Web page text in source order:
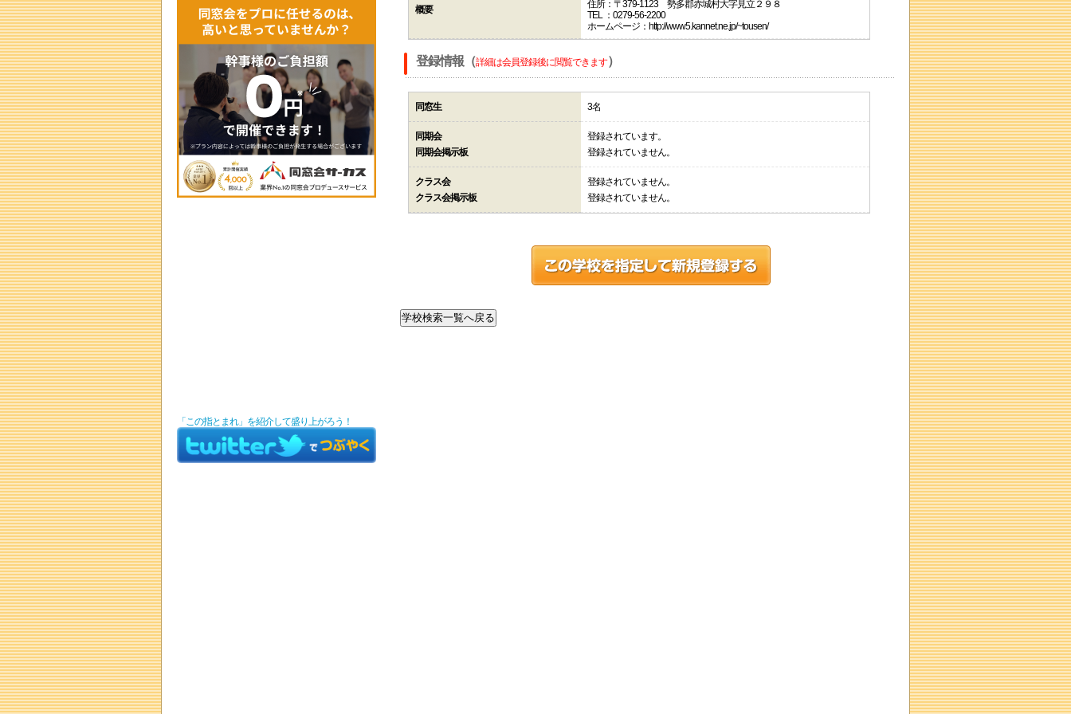
概要
住所：〒379-1123 勢多郡赤城村大字見立２９８
TEL ：0279-56-2200
ホームページ：http://www5.kannet.ne.jp/~tousen/
登録情報（詳細は会員登録後に閲覧できます）
同窓生 3名
同期会
同期会掲示板
登録されています。
登録されていません。
クラス会
クラス会掲示板
登録されていません。
登録されていません。
「この指とまれ」を紹介して盛り上がろう！